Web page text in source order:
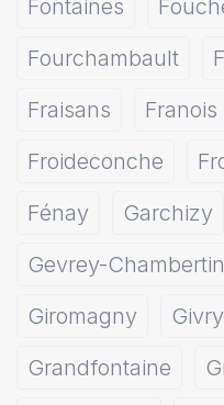
Fontaines
Fourchambault
Fraisans
Franois
Froideconche
Fénay
Garchizy
Gevrey-Chambertin
Giromagny
Givry
Grandfontaine